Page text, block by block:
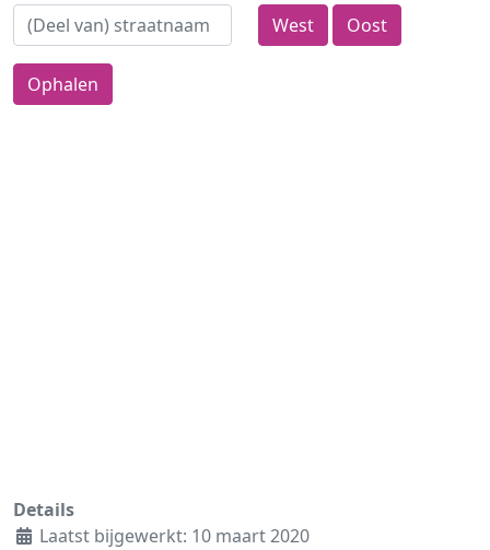
Details
Laatst bijgewerkt: 10 maart 2020